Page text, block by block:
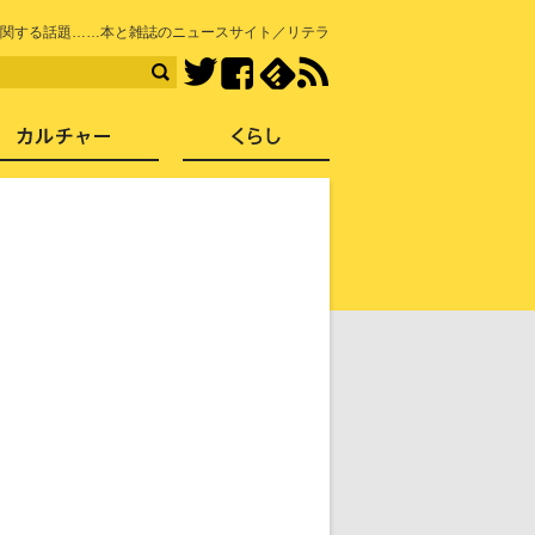
する話題……本と雑誌のニュースサイト／リテラ
TwitterFacebook
社会